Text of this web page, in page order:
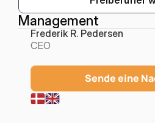
Management
Frederik R. Pedersen
CEO
Sende eine